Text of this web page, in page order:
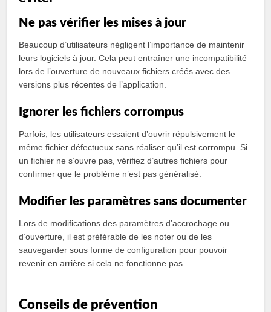
Ne pas vérifier les mises à jour
Beaucoup d’utilisateurs négligent l’importance de maintenir
leurs logiciels à jour. Cela peut entraîner une incompatibilité
lors de l’ouverture de nouveaux fichiers créés avec des
versions plus récentes de l’application.
Ignorer les fichiers corrompus
Parfois, les utilisateurs essaient d’ouvrir répulsivement le
même fichier défectueux sans réaliser qu’il est corrompu. Si
un fichier ne s’ouvre pas, vérifiez d’autres fichiers pour
confirmer que le problème n’est pas généralisé.
Modifier les paramètres sans documenter
Lors de modifications des paramètres d’accrochage ou
d’ouverture, il est préférable de les noter ou de les
sauvegarder sous forme de configuration pour pouvoir
revenir en arrière si cela ne fonctionne pas.
Conseils de prévention